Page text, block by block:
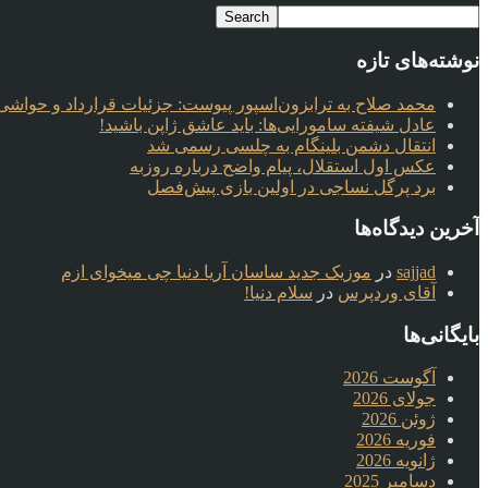
نوشته‌های تازه
محمد صلاح به ترابزون‌اسپور پیوست: جزئیات قرارداد و حواشی
عادل شیفته سامورایی‌ها: باید عاشق ژاپن باشید!
انتقال دشمن بلینگام به چلسی رسمی شد
عکس اول استقلال، پیام واضح درباره روزبه
برد پرگل نساجی در اولین بازی پیش‌فصل
آخرین دیدگاه‌ها
sajjad در موزیک جدید ساسان آریا دنیا چی میخوای ازم
آقای وردپرس در سلام دنیا!
بایگانی‌ها
آگوست 2026
جولای 2026
ژوئن 2026
فوریه 2026
ژانویه 2026
دسامبر 2025